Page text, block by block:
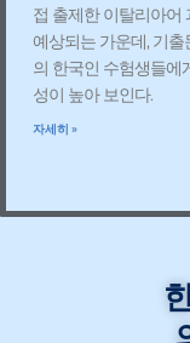
접 출제한 이탈리아어
예상되는 가운데, 기
의 한국인 수험생들에
성이 높아 보인다.
자세히 »